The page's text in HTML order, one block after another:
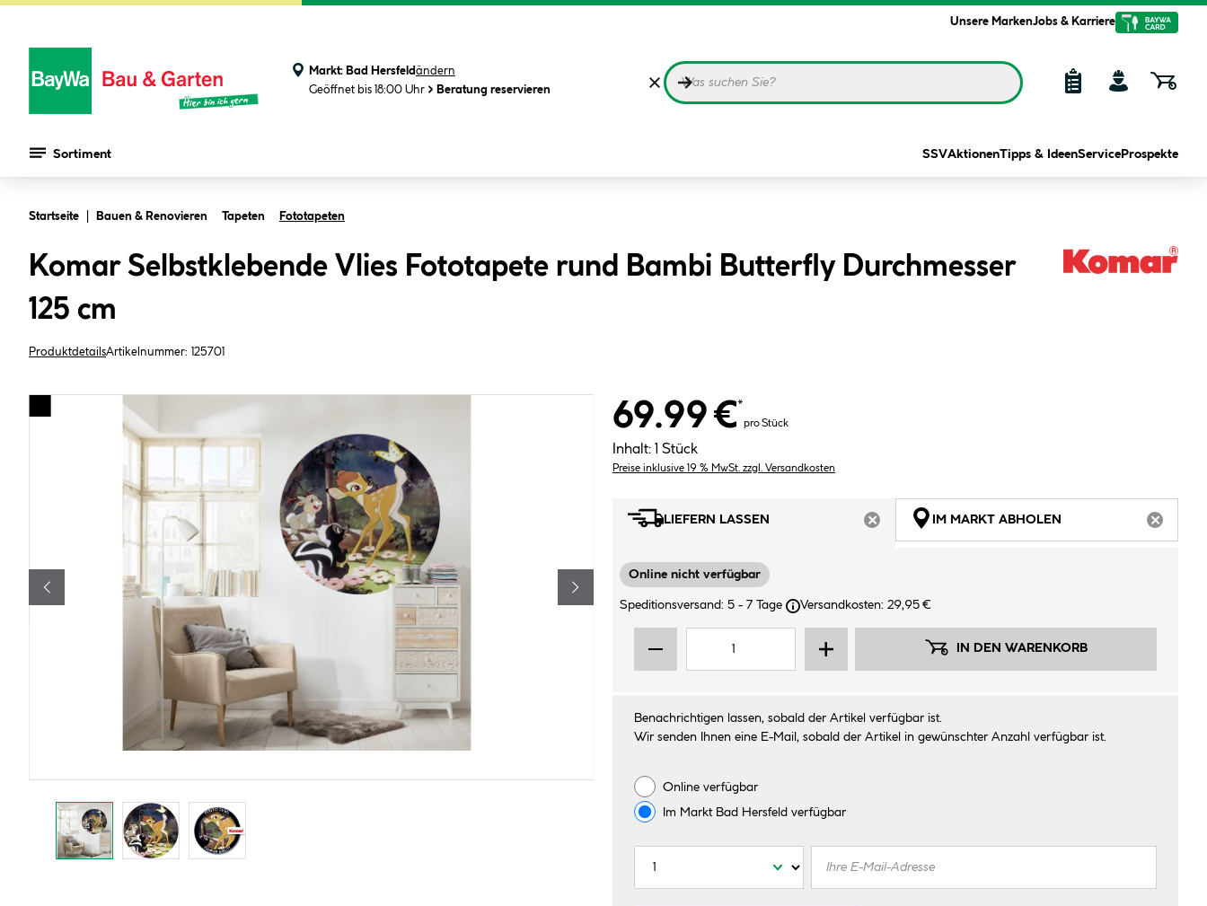
Unsere MarkenJobs & Karriere
Markt: Bad Hersfeldändern
Geöffnet bis 18:00 Uhr
Beratung reservieren
Sortiment SSVAktionenTipps & IdeenService Prospekte
Startseite Bauen & Renovieren Tapeten Fototapeten
Komar Selbstklebende Vlies Fototapete rund Bambi Butterfly Durchmesser
125 cm
ProduktdetailsArtikelnummer: 125701
69.99 €*
pro Stück
Inhalt: 1 Stück
Preise inklusive 19 % MwSt. zzgl. Versandkosten
LIEFERN LASSEN
ARTIKEL NICHT VERFÜGBAR
IM MARKT ABHOLEN
Online nicht verfügbar
Speditionsversand: 5 - 7 Tage Versandkosten: 29,95 €
IN DEN WARENKORB
Benachrichtigen lassen, sobald der Artikel verfügbar ist.
Wir senden Ihnen eine E-Mail, sobald der Artikel in gewünschter Anzahl verfügbar ist.
Online verfügbar
Im Markt Bad Hersfeld verfügbar